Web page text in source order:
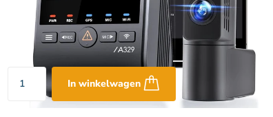
In winkelwagen